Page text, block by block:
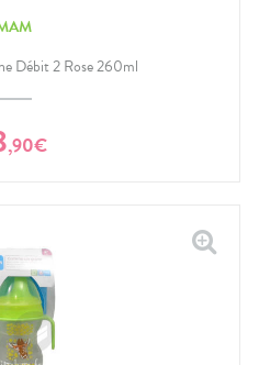
Débit 2 Rose 260ml
,90€